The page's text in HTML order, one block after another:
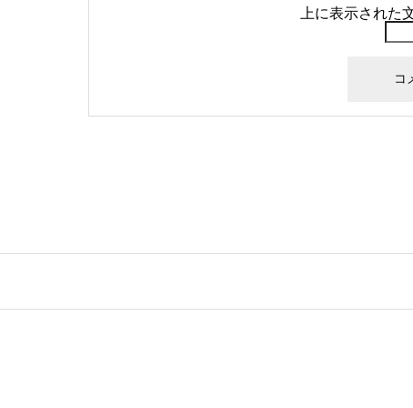
上に表示された